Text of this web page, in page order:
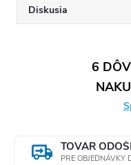
Diskusia
6
TOVAR
PRE OBJEDNÁVKY